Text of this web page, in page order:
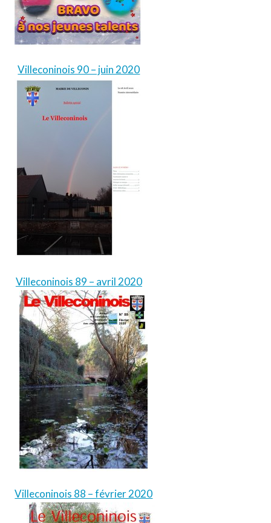
Villeconinois 90 – juin 2020
Villeconinois 89 – avril 2020
Villeconinois 88 – février 2020